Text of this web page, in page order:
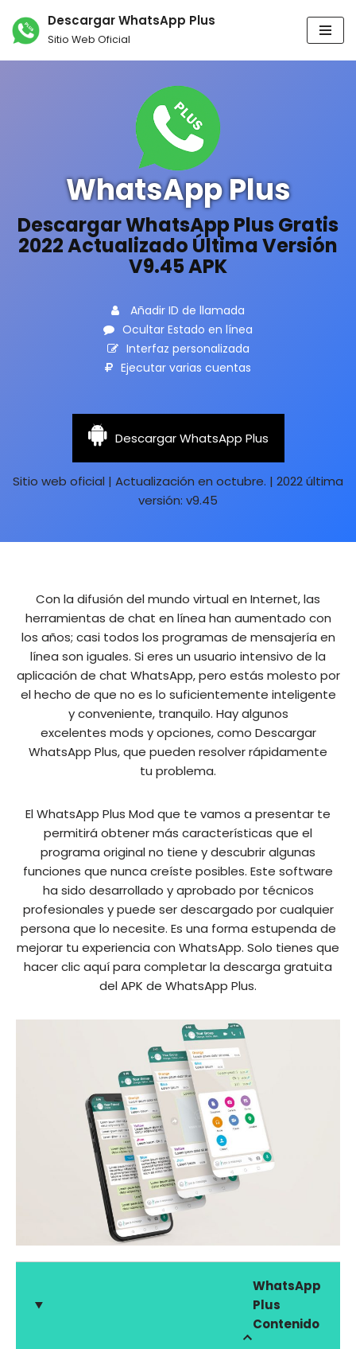
Skip
to
Descargar WhatsApp Plus
Sitio Web Oficial
WhatsApp Plus
Descargar WhatsApp Plus Gratis
2022 Actualizado Última Versión
V9.45 APK
Añadir ID de llamada
Ocultar Estado en línea
Interfaz personalizada
Ejecutar varias cuentas
Descargar WhatsApp Plus
Sitio web oficial | Actualización en octubre. | 2022 última
versión: v9.45
Con la difusión del mundo virtual en Internet, las
herramientas de chat en línea han aumentado con
los años; casi todos los programas de mensajería en
línea son iguales. Si eres un usuario intensivo de la
aplicación de chat WhatsApp, pero estás molesto por
el hecho de que no es lo suficientemente inteligente
y conveniente, tranquilo. Hay algunos
excelentes mods y opciones, como Descargar
WhatsApp Plus, que pueden resolver rápidamente
tu problema.
El WhatsApp Plus Mod que te vamos a presentar te
permitirá obtener más características que el
programa original no tiene y descubrir algunas
funciones que nunca creíste posibles. Este software
ha sido desarrollado y aprobado por técnicos
profesionales y puede ser descargado por cualquier
persona que lo necesite. Es una forma estupenda de
mejorar tu experiencia con WhatsApp. Solo tienes que
hacer clic aquí para completar la descarga gratuita
del APK de WhatsApp Plus.
WhatsApp
Plus
Contenido